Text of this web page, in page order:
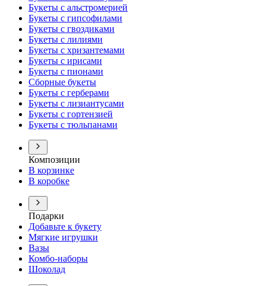
Букеты с альстромерией
Букеты с гипсофилами
Букеты с гвоздиками
Букеты с лилиями
Букеты с хризантемами
Букеты с ирисами
Букеты с пионами
Сборные букеты
Букеты с герберами
Букеты с лизиантусами
Букеты с гортензией
Букеты с тюльпанами
Композиции
В корзинке
В коробке
Подарки
Добавьте к букету
Мягкие игрушки
Вазы
Комбо-наборы
Шоколад